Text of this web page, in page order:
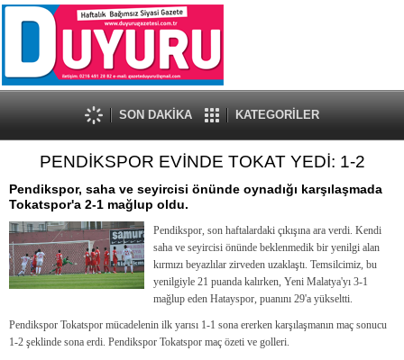
SON DAKİKA KATEGORİLER
PENDİKSPOR EVİNDE TOKAT YEDİ: 1-2
Pendikspor, saha ve seyircisi önünde oynadığı karşılaşmada
Tokatspor'a 2-1 mağlup oldu.
Pendikspor, son haftalardaki çıkışına ara verdi. Kendi
saha ve seyircisi önünde beklenmedik bir yenilgi alan
kırmızı beyazlılar zirveden uzaklaştı. Temsilcimiz, bu
yenilgiyle 21 puanda kalırken, Yeni Malatya'yı 3-1
mağlup eden Hatayspor, puanını 29'a yükseltti.
Pendikspor Tokatspor mücadelenin ilk yarısı 1-1 sona ererken karşılaşmanın maç sonucu
1-2 şeklinde sona erdi. Pendikspor Tokatspor maç özeti ve golleri.